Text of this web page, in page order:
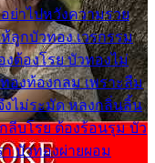
ย่าไปหวังความรวย
ลูกบัวทอง เวรกรรม
ต้องโรย บัวทองไม่
องท้องกลม เพราะลืม
งไม่ระมัด หลงกลิ่นลิ้น
ลีบโรย ต้องร้อนรุม บัว
บัวทองผ่ายผอม